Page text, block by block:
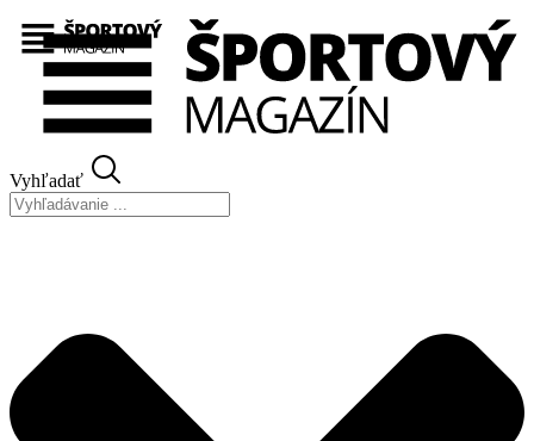
Preskočiť
na
obsah
Vyhľadať